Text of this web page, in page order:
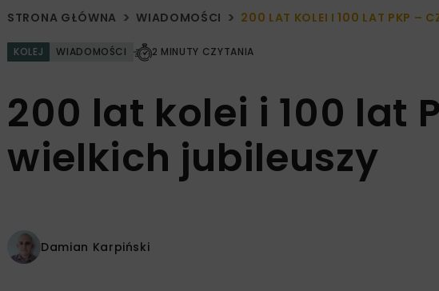
STRONA GŁÓWNA WIADOMOŚCI 200 LAT KOLEI I 100 LAT PKP –
KOLEJ WIADOMOŚCI 2 MINUTY CZYTANIA
200 lat kolei i 100 lat
wielkich jubileuszy
Damian Karpiński